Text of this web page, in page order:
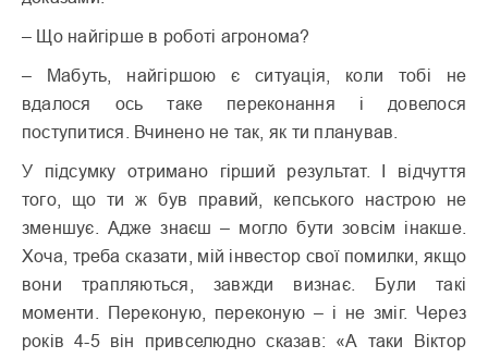
– Що найгірше в роботі агронома?
– Мабуть, найгіршою є ситуація, коли тобі не
вдалося ось таке переконання і довелося
поступитися. Вчинено не так, як ти планував.
У підсумку отримано гірший результат. І відчуття
того, що ти ж був правий, кепського настрою не
зменшує. Адже знаєш – могло бути зовсім інакше.
Хоча, треба сказати, мій інвестор свої помилки, якщо
вони трапляються, завжди визнає. Були такі
моменти. Переконую, переконую – і не зміг. Через
років 4-5 він привселюдно сказав: «А таки Віктор